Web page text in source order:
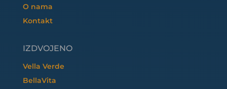
O nama
Kontakt
IZDVOJENO
Vella Verde
BellaVita